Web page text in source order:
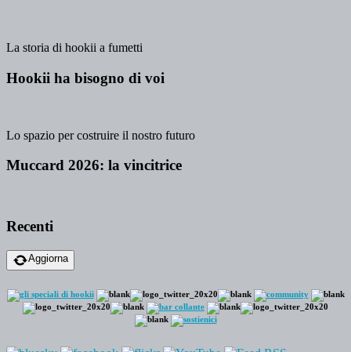
La storia di hookii a fumetti
Hookii ha bisogno di voi
Lo spazio per costruire il nostro futuro
Muccard 2026: la vincitrice
Recenti
Aggiorna